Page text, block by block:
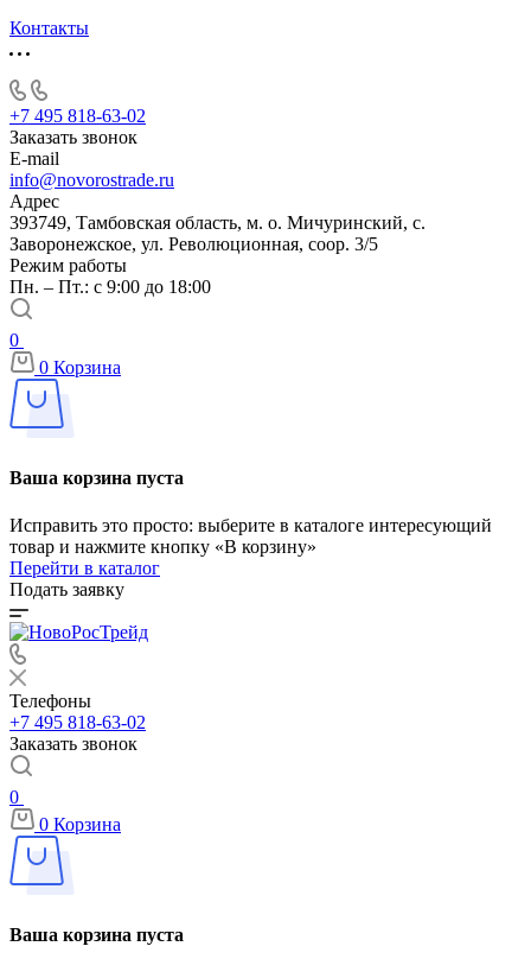
Контакты
+7 495 818-63-02
Заказать звонок
E-mail
info@novorostrade.ru
Адрес
393749, Тамбовская область, м. о. Мичуринский, с.
Заворонежское, ул. Революционная, соор. 3/5
Режим работы
Пн. – Пт.: с 9:00 до 18:00
0
0 Корзина
Ваша корзина пуста
Исправить это просто: выберите в каталоге интересующий
товар и нажмите кнопку «В корзину»
Перейти в каталог
Подать заявку
Телефоны
+7 495 818-63-02
Заказать звонок
0
0 Корзина
Ваша корзина пуста